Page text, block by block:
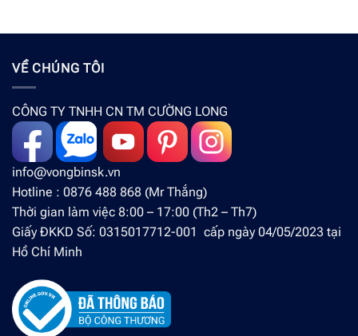
VỀ CHÚNG TÔI
CÔNG TY TNHH CN TM CƯỜNG LONG
info@vongbinsk.vn
Hotline : 0876 488 868 (Mr Thắng)
Thời gian làm việc 8:00 – 17:00 (Th2 – Th7)
Giấy ĐKKD Số: 0315017712-001 cấp ngày 04/05/2023 tại
Hồ Chí Minh